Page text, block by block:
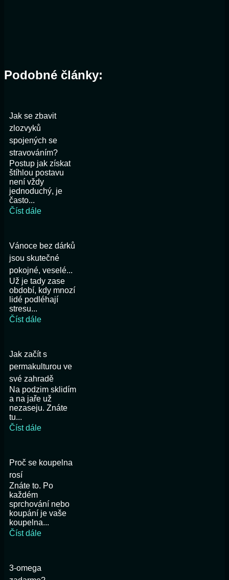
Podobné články:
Jak se zbavit
zlozvyků
spojených se
stravováním?
Postup jak získat
štíhlou postavu
není vždy
jednoduchý, je
často...
Číst dále
Vánoce bez dárků
jsou skutečné
pokojné, veselé...
Už je tady zase
období, kdy mnozí
lidé podléhají
stresu...
Číst dále
Jak začít s
permakulturou ve
své zahradě
Na podzim sklidím
a na jaře už
nezaseju. Znáte
tu...
Číst dále
Proč se koupelna
rosí
Znáte to. Po
každém
sprchování nebo
koupání je vaše
koupelna...
Číst dále
3-omega